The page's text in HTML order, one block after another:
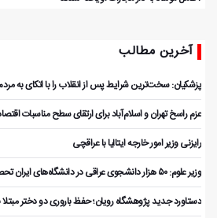
آخرین مطالب
پزشکیان: سخت‌ترین شرایط پس از انقلاب را با اتکای به
عزم راسخ تهران و اسلام‌آباد برای ارتقای سطح مناسبات
رایزنی وزیر امور خارجه ایتالیا با عراقچی
وزیر علوم: ۵۰ هزار دانشجوی عراقی در دانشگاه‌های ایران تحصیل می‌کنند
دستاورد جدید پژوهشگاه رویان؛ حفظ باروری دو دختر